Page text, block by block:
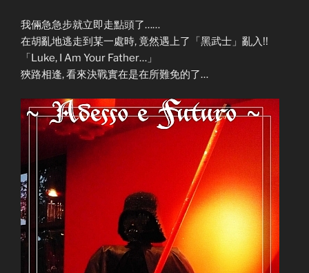
我倆急急步就立即走點頭了……
在胡亂地逃走到某一處時, 竟然遇上了「黑武士」亂入!!
「Luke, I Am Your Father…」
狹路相逢, 看來決戰實在是在所難免的了…